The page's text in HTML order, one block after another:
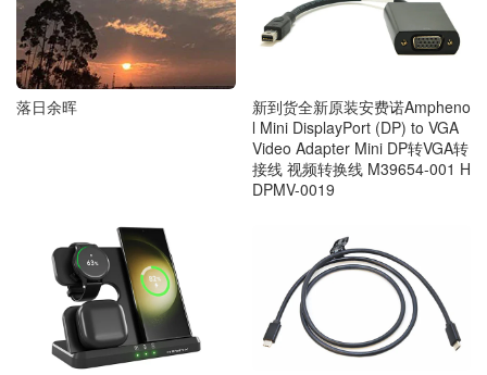
落日余晖
新到货全新原装安费诺Ampheno
l Mini DisplayPort (DP) to VGA
Video Adapter Mini DP转VGA转
接线 视频转换线 M39654-001 H
DPMV-0019